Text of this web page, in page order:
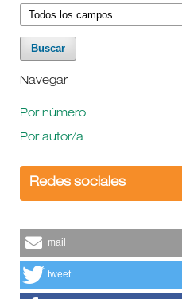
Navegar
Por número
Por autor/a
Redes sociales
mail
tweet